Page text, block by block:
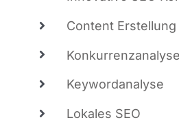
Con­tent
Kon­kur­renz­ana­ly­se
Key­word­ana­ly­se
Loka­les SEO